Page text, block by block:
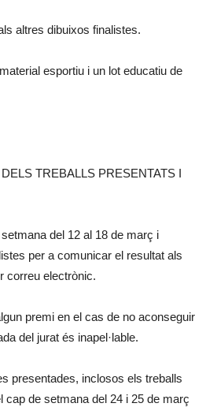
altres dibuixos finalistes.
esportiu i un lot educatiu de
TREBALLS PRESENTATS I
del 12 al 18 de març i
per a comunicar el resultat als
correu electrònic.
premi en el cas de no aconseguir
del jurat és inapel·lable.
presentades, inclosos els treballs
cap de setmana del 24 i 25 de març